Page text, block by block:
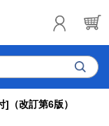
（改訂第6版）